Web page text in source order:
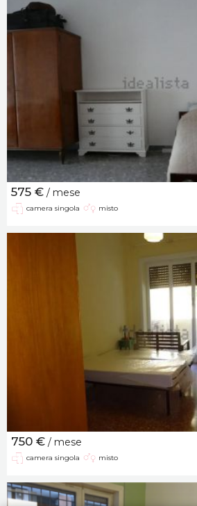
575 € / mese
camera singola misto
750 € / mese
camera singola misto